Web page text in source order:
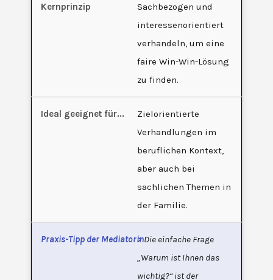
Sachbezogen und
interessenorientiert
verhandeln, um eine
faire Win-Win-Lösung
zu finden.
Zielorientierte
Verhandlungen im
beruflichen Kontext,
aber auch bei
sachlichen Themen in
der Familie.
> Die einfache Frage
„Warum ist Ihnen das
wichtig?“ ist der